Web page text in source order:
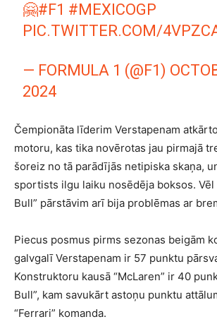
🤗#F1 #MEXICOGP
PIC.TWITTER.COM/
— FORMULA 1 (@F1)
2024
Čempionāta līderim Verstapenam
motoru, kas tika novērotas jau pirmajā
šoreiz no tā parādījās netipiska skaņa,
sportists ilgu laiku nosēdēja boksos. Vēl
Bull” pārstāvim arī bija problēmas ar
Piecus posmus pirms sezonas beigām
galvgalī Verstapenam ir 57 punktu
Konstruktoru kausā “McLaren” ir 40
Bull”, kam savukārt astoņu punktu
“Ferrari” komanda.